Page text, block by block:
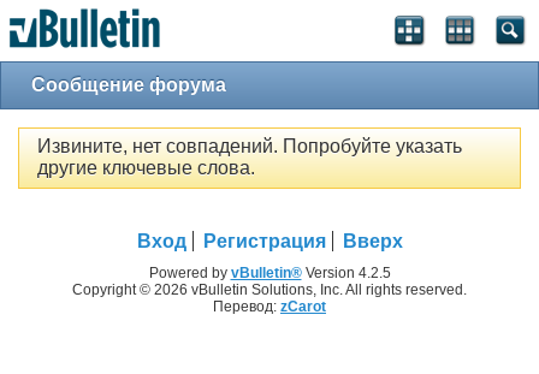
Сообщение форума
Извините, нет совпадений. Попробуйте указать
другие ключевые слова.
Вход Регистрация Вверх
Powered by vBulletin®Version 4.2.5
Copyright © 2026 vBulletin Solutions, Inc. All rights reserved.
Перевод: zCarot